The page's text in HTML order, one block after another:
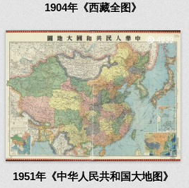
1904年《西藏全图》
4939
1951年《中华人民共和国大地图》